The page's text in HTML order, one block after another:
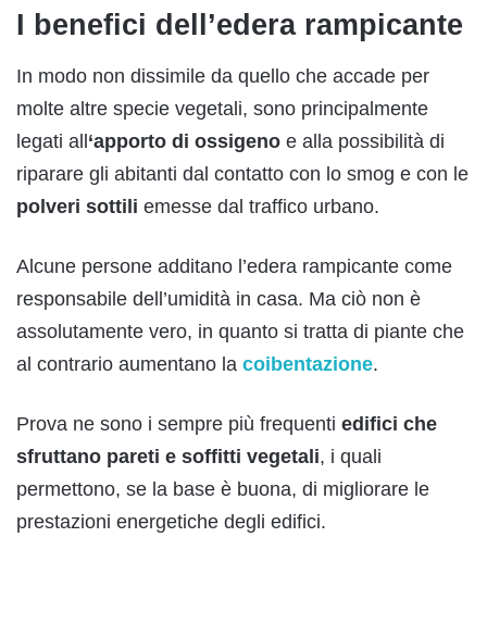
I benefici dell’edera rampicante
In modo non dissimile da quello che accade per
molte altre specie vegetali, sono principalmente
legati all ‘apporto di ossigeno e alla possibilità di
riparare gli abitanti dal contatto con lo smog e con le
polveri sottili emesse dal traffico urbano.
Alcune persone additano l’edera rampicante come
responsabile dell’umidità in casa. Ma ciò non è
assolutamente vero, in quanto si tratta di piante che
al contrario aumentano la coibentazione.
Prova ne sono i sempre più frequenti edifici che
sfruttano pareti e soffitti vegetali, i quali
permettono, se la base è buona, di migliorare le
prestazioni energetiche degli edifici.